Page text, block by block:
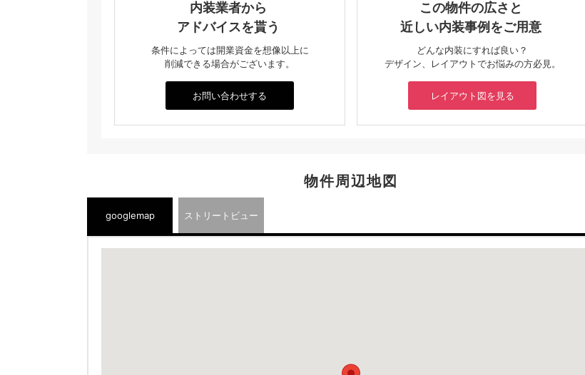
内装業者から
アドバイスを貰う
条件によっては開業資金を想像以上に
削減できる場合がございます。
お問い合わせする
この物件の広さと
近しい内装事例をご用意
どんな内装にすれば良い？
デザイン、レイアウトでお悩みの方必見。
レイアウト図を見る
物件周辺地図
googlemap ストリートビュー